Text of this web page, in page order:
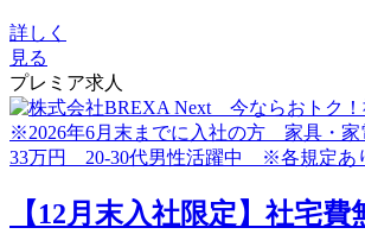
詳しく
見る
プレミア求人
【12月末入社限定】社宅費